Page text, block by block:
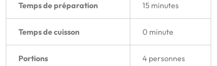
Temps de préparation 15 minutes
Temps de cuisson 0 minute
Portions 4 personnes